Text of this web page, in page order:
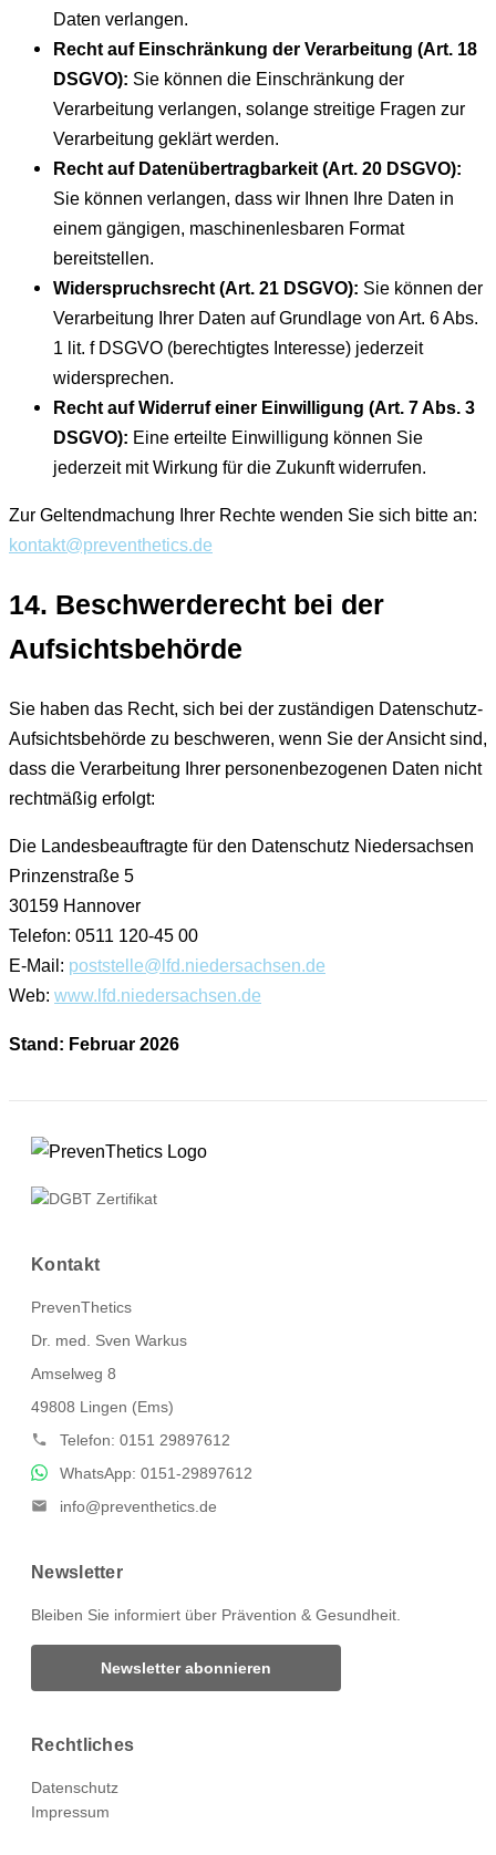
Daten verlangen.
Recht auf Einschränkung der Verarbeitung (Art. 18
DSGVO): Sie können die Einschränkung der
Verarbeitung verlangen, solange streitige Fragen zur
Verarbeitung geklärt werden.
Recht auf Datenübertragbarkeit (Art. 20 DSGVO):
Sie können verlangen, dass wir Ihnen Ihre Daten in
einem gängigen, maschinenlesbaren Format
bereitstellen.
Widerspruchsrecht (Art. 21 DSGVO): Sie können der
Verarbeitung Ihrer Daten auf Grundlage von Art. 6 Abs.
1 lit. f DSGVO (berechtigtes Interesse) jederzeit
widersprechen.
Recht auf Widerruf einer Einwilligung (Art. 7 Abs. 3
DSGVO): Eine erteilte Einwilligung können Sie
jederzeit mit Wirkung für die Zukunft widerrufen.
Zur Geltendmachung Ihrer Rechte wenden Sie sich bitte an:
kontakt@preventhetics.de
14. Beschwerderecht bei der
Aufsichtsbehörde
Sie haben das Recht, sich bei der zuständigen Datenschutz-
Aufsichtsbehörde zu beschweren, wenn Sie der Ansicht sind,
dass die Verarbeitung Ihrer personenbezogenen Daten nicht
rechtmäßig erfolgt:
Die Landesbeauftragte für den Datenschutz Niedersachsen
Prinzenstraße 5
30159 Hannover
Telefon: 0511 120-45 00
E-Mail: poststelle@lfd.niedersachsen.de
Web: www.lfd.niedersachsen.de
Stand: Februar 2026
Kontakt
PrevenThetics
Dr. med. Sven Warkus
Amselweg 8
49808 Lingen (Ems)
Telefon: 0151 29897612
WhatsApp: 0151-29897612
info@preventhetics.de
Newsletter
Bleiben Sie informiert über Prävention & Gesundheit.
Newsletter abonnieren
Rechtliches
Datenschutz
Impressum